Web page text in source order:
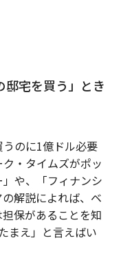
邸宅を買う」とき
のに1億ドル必要
・タイムズがポッ
や、「フィナンシ
解説によれば、ベ
保があることを知
まえ」と言えばい